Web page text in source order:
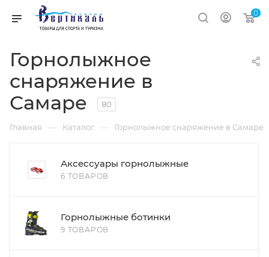
0
Горнолыжное
снаряжение в
Самаре
80
Главная — Каталог — Горнолыжное снаряжение в Самаре
Аксессуары горнолыжные
6 ТОВАРОВ
Горнолыжные ботинки
9 ТОВАРОВ